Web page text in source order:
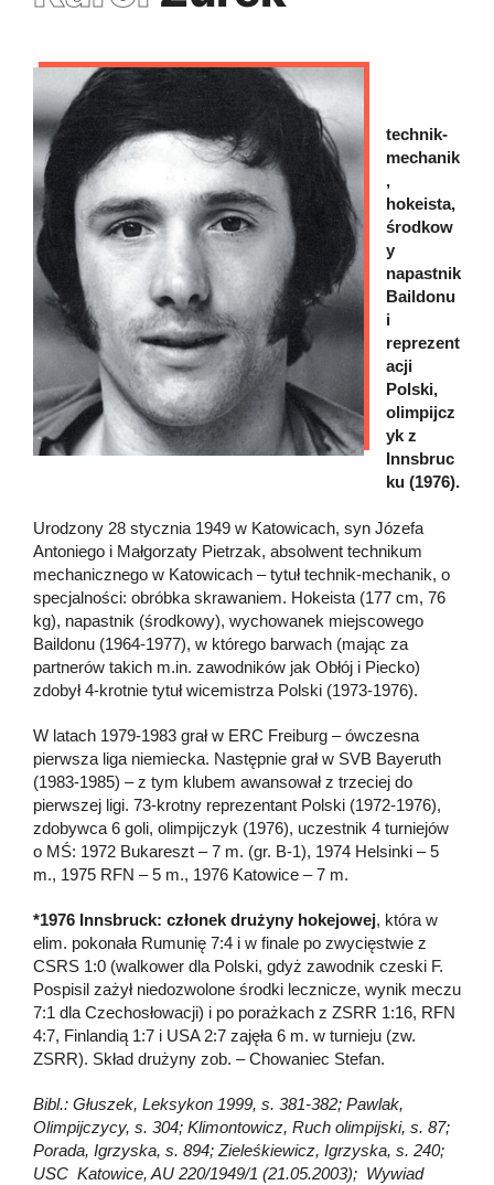
technik-
mechanik
,
hokeista,
środkow
y
napastnik
Baildonu
i
reprezent
acji
Polski,
olimpijcz
yk z
Innsbruc
ku (1976).
Urodzony 28 stycznia 1949 w Katowicach, syn Józefa
Antoniego i Małgorzaty Pietrzak, absolwent technikum
mechanicznego w Katowicach – tytuł technik-mechanik, o
specjalności: obróbka skrawaniem. Hokeista (177 cm, 76
kg), napastnik (środkowy), wychowanek miejscowego
Baildonu (1964-1977), w którego barwach (mając za
partnerów takich m.in. zawodników jak Obłój i Piecko)
zdobył 4-krotnie tytuł wicemistrza Polski (1973-1976).
W latach 1979-1983 grał w ERC Freiburg – ówczesna
pierwsza liga niemiecka. Następnie grał w SVB Bayeruth
(1983-1985) – z tym klubem awansował z trzeciej do
pierwszej ligi. 73-krotny reprezentant Polski (1972-1976),
zdobywca 6 goli, olimpijczyk (1976), uczestnik 4 turniejów
o MŚ: 1972 Bukareszt – 7 m. (gr. B-1), 1974 Helsinki – 5
m., 1975 RFN – 5 m., 1976 Katowice – 7 m.
*1976 Innsbruck: członek drużyny hokejowej, która w
elim. pokonała Rumunię 7:4 i w finale po zwycięstwie z
CSRS 1:0 (walkower dla Polski, gdyż zawodnik czeski F.
Pospisil zażył niedozwolone środki lecznicze, wynik meczu
7:1 dla Czechosłowacji) i po porażkach z ZSRR 1:16, RFN
4:7, Finlandią 1:7 i USA 2:7 zajęła 6 m. w turnieju (zw.
ZSRR). Skład drużyny zob. – Chowaniec Stefan.
Bibl.: Głuszek, Leksykon 1999, s. 381-382; Pawlak,
Olimpijczycy, s. 304; Klimontowicz, Ruch olimpijski, s. 87;
Porada, Igrzyska, s. 894; Zieleśkiewicz, Igrzyska, s. 240;
USC Katowice, AU 220/1949/1 (21.05.2003); Wywiad